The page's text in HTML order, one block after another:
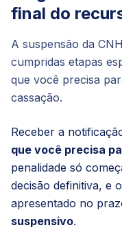
final do
A suspensão da
cumpridas etapas
que você precisa
cassação.
Receber a
que você precisa
penalidade só
decisão definitiva, e
apresentado no
suspensivo.